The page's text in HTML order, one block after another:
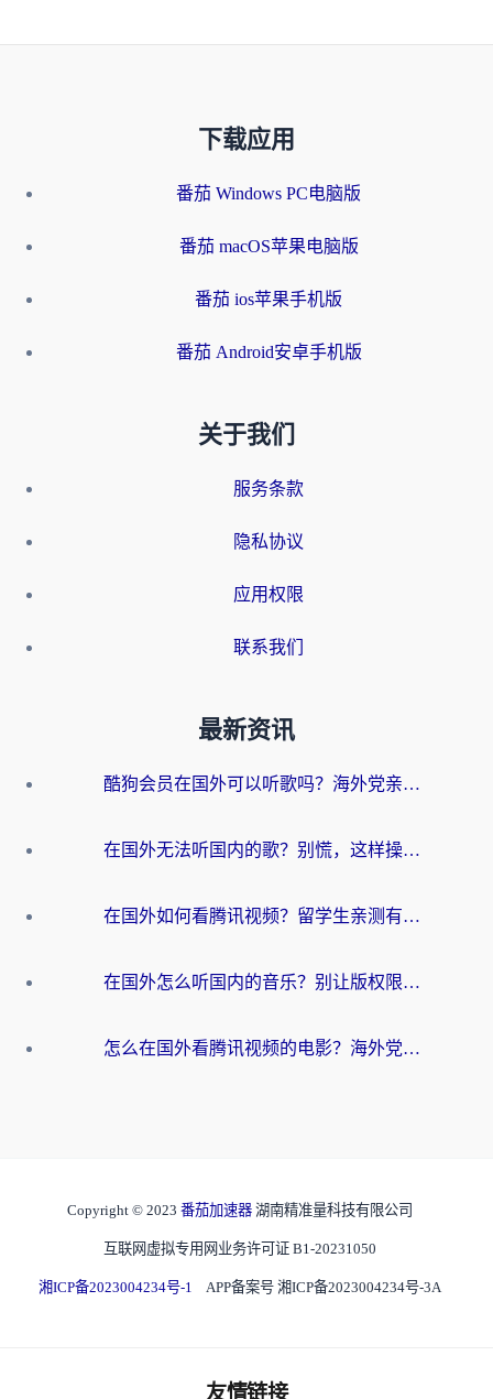
下载应用
番茄 Windows PC电脑版
番茄 macOS苹果电脑版
番茄 ios苹果手机版
番茄 Android安卓手机版
关于我们
服务条款
隐私协议
应用权限
联系我们
最新资讯
酷狗会员在国外可以听歌吗？海外党亲测有效：3步解决音乐权限难题
在国外无法听国内的歌？别慌，这样操作就能畅听QQ音乐（附亲测加速器推荐）
在国外如何看腾讯视频？留学生亲测有效的回国加速方案
在国外怎么听国内的音乐？别让版权限制断了你的华语歌单
怎么在国外看腾讯视频的电影？海外党亲测有效的回国加速指南
Copyright © 2023 番茄加速器 湖南精准量科技有限公司
互联网虚拟专用网业务许可证 B1-20231050
湘ICP备2023004234号-1 APP备案号 湘ICP备2023004234号-3A
友情链接